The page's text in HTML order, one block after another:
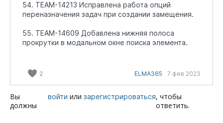
54. TEAM-14213 Исправлена работа опций
переназначения задач при создании замещения.
55. TEAM-14609 Добавлена нижняя полоса
прокрутки в модальном окне поиска элемента.
2 ELMA365 7 фев 2023
Вы
должны
войти илизарегистрироваться, чтобы
ответить.